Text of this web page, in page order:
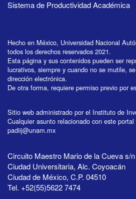
Sistema de Productividad Académica
Hecho en México, Universidad Nacional
todos los derechos reservados 2021.
Esta página y sus contenidos pueden ser
lucrativos, siempre y cuando no se mutile,
dirección electrónica.
De otra forma, requiere permiso previo por
Sitio web administrado por el Instituto de
Cualquier asunto relacionado con este
padiij@unam.mx
Circuito Maestro Mario de la Cueva s/n
Ciudad Universitaria, Alc. Coyoacán
Ciudad de México, C.P. 04510
Tel. +52(55)5622 7474